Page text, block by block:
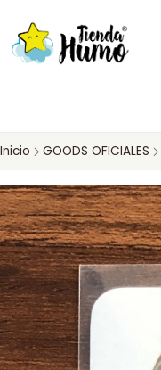
Inicio GOODS OFICIALES